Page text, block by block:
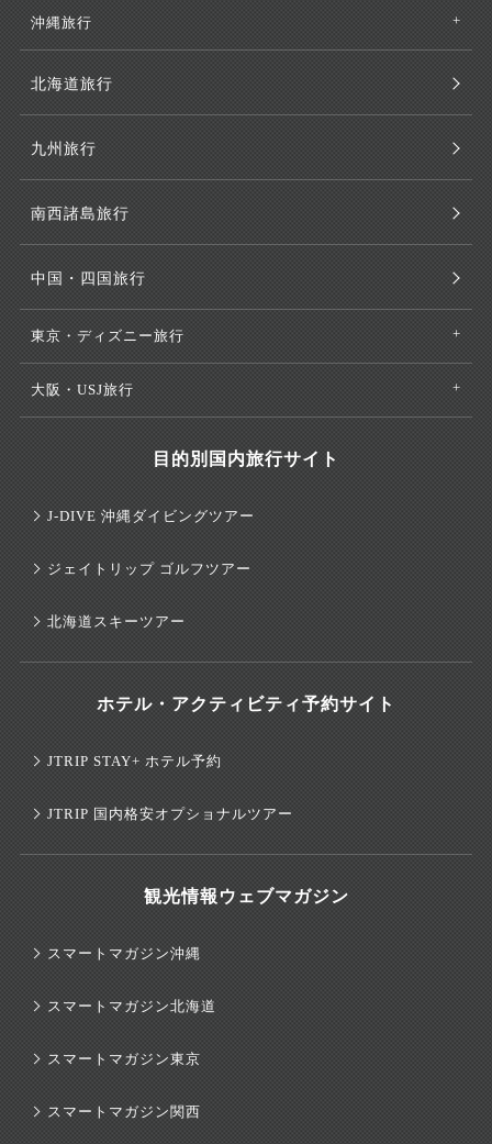
×
沖縄旅行
北海道旅行
九州旅行
南西諸島旅行
中国・四国旅行
東京・ディズニー旅行
大阪・USJ旅行
目的別国内旅行サイト
J-DIVE 沖縄ダイビングツアー
ジェイトリップ ゴルフツアー
北海道スキーツアー
ホテル・アクティビティ予約サイト
JTRIP STAY+ ホテル予約
JTRIP 国内格安オプショナルツアー
観光情報ウェブマガジン
スマートマガジン沖縄
スマートマガジン北海道
スマートマガジン東京
スマートマガジン関西